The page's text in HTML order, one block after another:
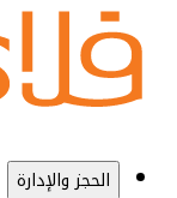
الحجز والإدارة